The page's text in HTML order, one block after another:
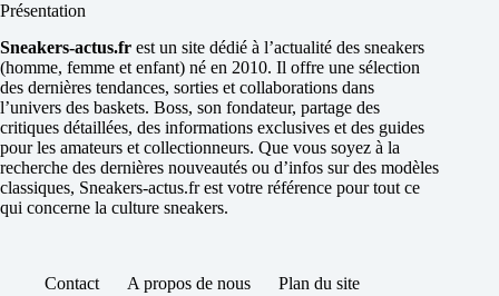
Présentation
Sneakers-actus.fr est un site dédié à l’actualité des sneakers
(homme, femme et enfant) né en 2010. Il offre une sélection
des dernières tendances, sorties et collaborations dans
l’univers des baskets. Boss, son fondateur, partage des
critiques détaillées, des informations exclusives et des guides
pour les amateurs et collectionneurs. Que vous soyez à la
recherche des dernières nouveautés ou d’infos sur des modèles
classiques, Sneakers-actus.fr est votre référence pour tout ce
qui concerne la culture sneakers.
Contact A propos de nous
Plan du site